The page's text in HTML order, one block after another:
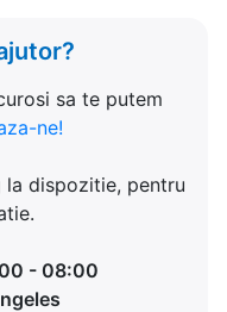
sa te putem
ne!
dispozitie, pentru
- 08:00